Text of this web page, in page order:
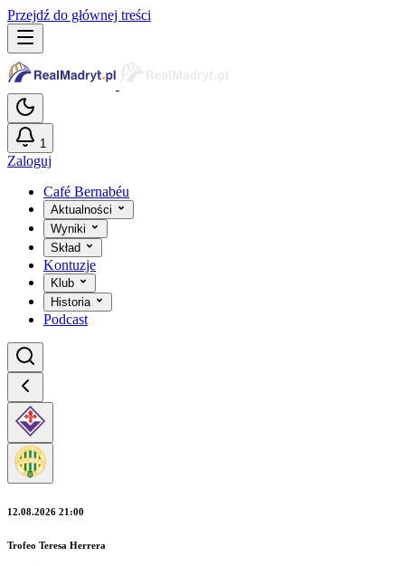
Przejdź do głównej treści
1
Zaloguj
Café Bernabéu
Aktualności
Wyniki
Skład
Kontuzje
Klub
Historia
Podcast
12.08.2026 21:00
Trofeo Teresa Herrera